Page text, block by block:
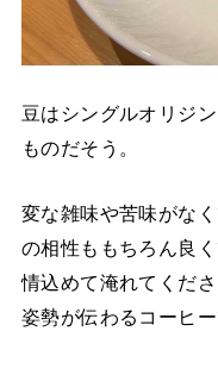
豆はシングルオリジ
ものだそう。
変な雑味や苦味がな
の相性ももちろん良
情込めて淹れてくだ
姿勢が伝わるコーヒー